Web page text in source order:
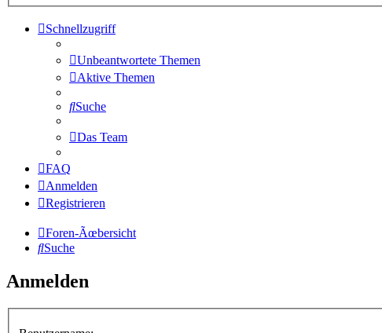
Schnellzugriff
Unbeantwortete Themen
Aktive Themen
Suche
Das Team
FAQ
Anmelden
Registrieren
Foren-Ãœbersicht
Suche
Anmelden